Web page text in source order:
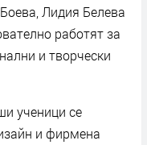
Лидия Белева
работят за
и творчески
ученици се
и фирмена